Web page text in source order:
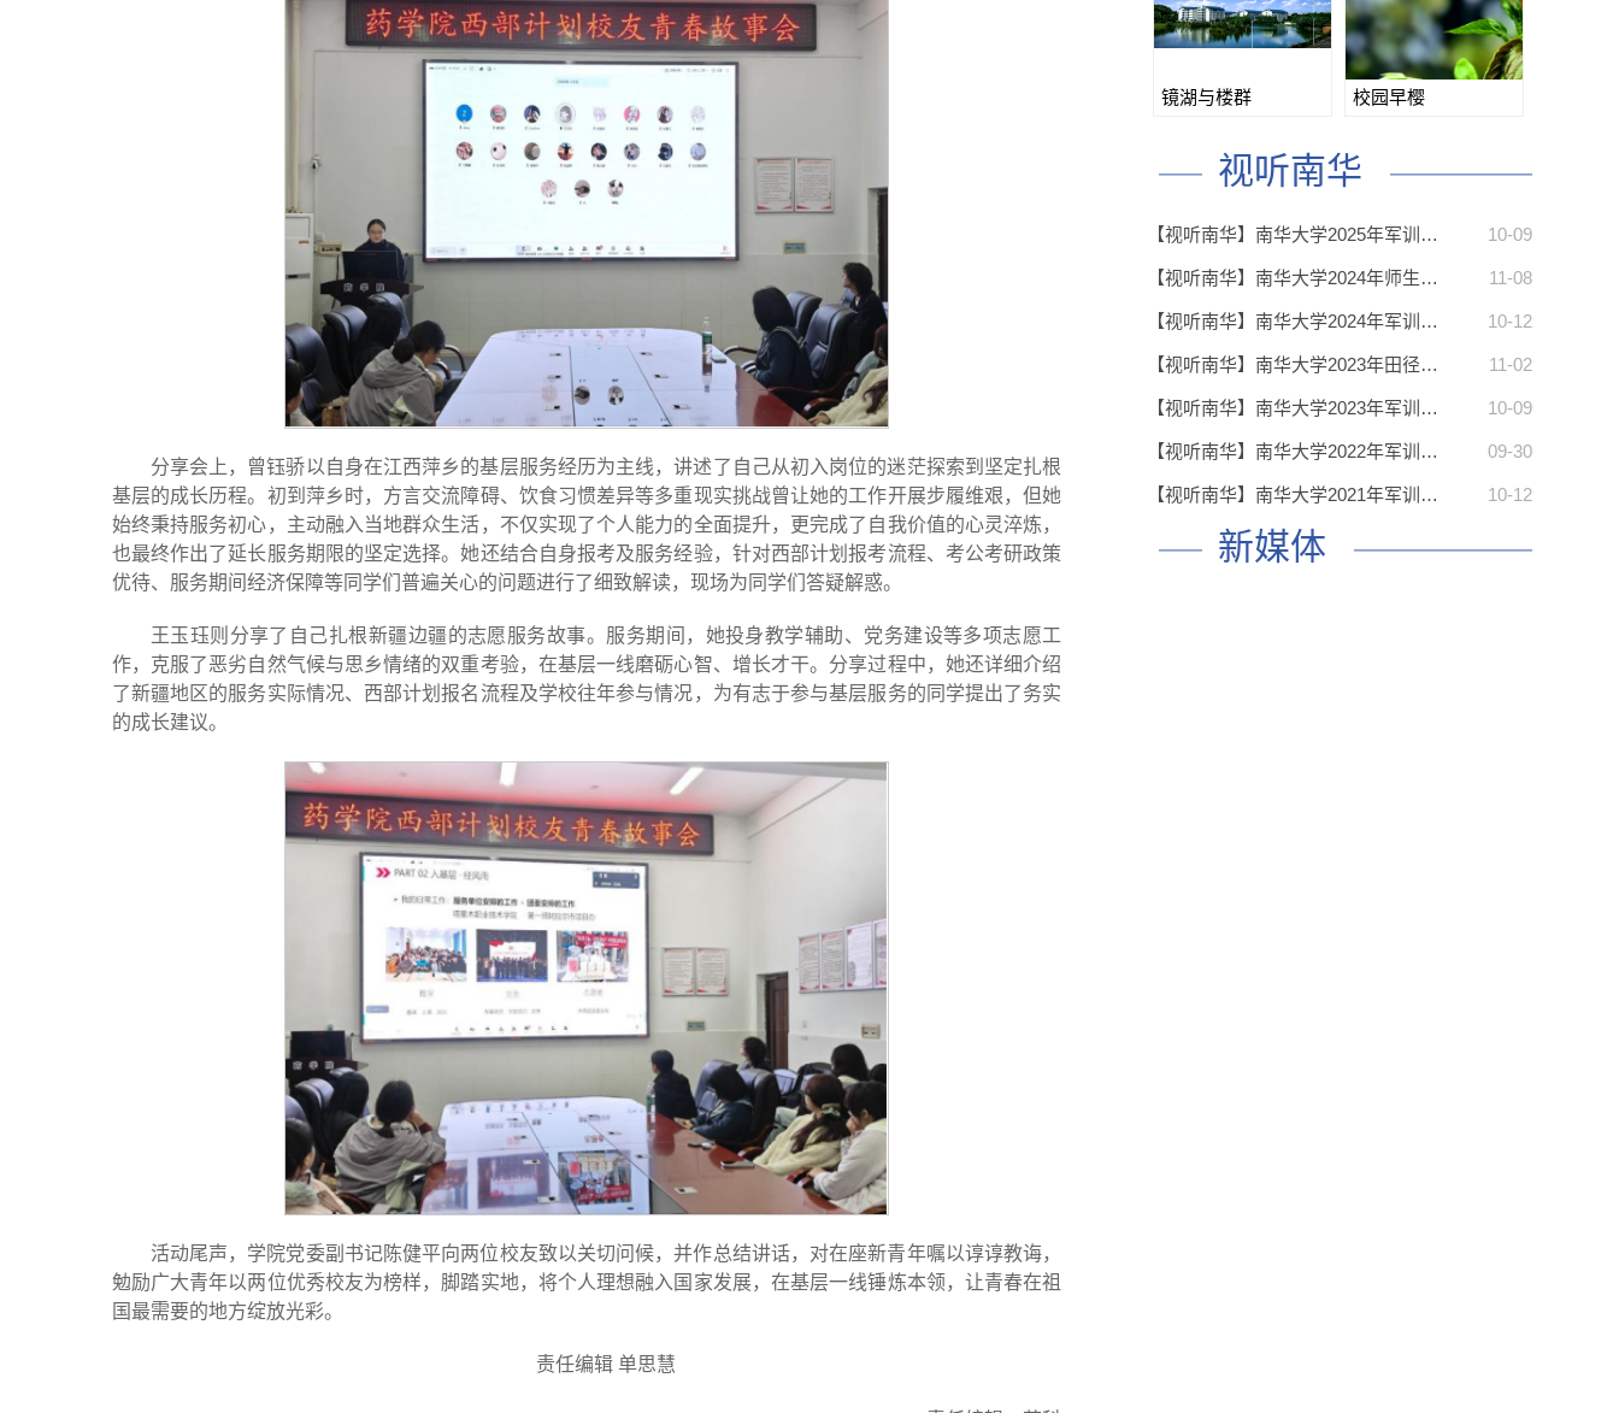
分享会上，曾钰骄以自身在江西萍乡的基层服务经历为主线，讲述了自己从初入岗位的迷茫探索到坚定扎根
基层的成长历程。初到萍乡时，方言交流障碍、饮食习惯差异等多重现实挑战曾让她的工作开展步履维艰，但她
始终秉持服务初心，主动融入当地群众生活，不仅实现了个人能力的全面提升，更完成了自我价值的心灵淬炼，
也最终作出了延长服务期限的坚定选择。她还结合自身报考及服务经验，针对西部计划报考流程、考公考研政策
优待、服务期间经济保障等同学们普遍关心的问题进行了细致解读，现场为同学们答疑解惑。
王玉珏则分享了自己扎根新疆边疆的志愿服务故事。服务期间，她投身教学辅助、党务建设等多项志愿工
作，克服了恶劣自然气候与思乡情绪的双重考验，在基层一线磨砺心智、增长才干。分享过程中，她还详细介绍
了新疆地区的服务实际情况、西部计划报名流程及学校往年参与情况，为有志于参与基层服务的同学提出了务实
的成长建议。
活动尾声，学院党委副书记陈健平向两位校友致以关切问候，并作总结讲话，对在座新青年嘱以谆谆教诲，
勉励广大青年以两位优秀校友为榜样，脚踏实地，将个人理想融入国家发展，在基层一线锤炼本领，让青春在祖
国最需要的地方绽放光彩。
责任编辑 单思慧
镜湖与楼群 校园早樱
视听南华
【视听南华】南华大学2025年军训… 10-09
【视听南华】南华大学2024年师生… 11-08
【视听南华】南华大学2024年军训… 10-12
【视听南华】南华大学2023年田径… 11-02
【视听南华】南华大学2023年军训… 10-09
【视听南华】南华大学2022年军训… 09-30
【视听南华】南华大学2021年军训… 10-12
新媒体